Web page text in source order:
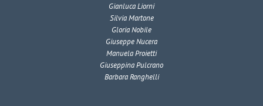
Gianluca Liorni
Silvia Martone
Gloria Nobile
Giuseppe Nucera
Manuela Proietti
Giuseppina Pulcrano
Barbara Ranghelli